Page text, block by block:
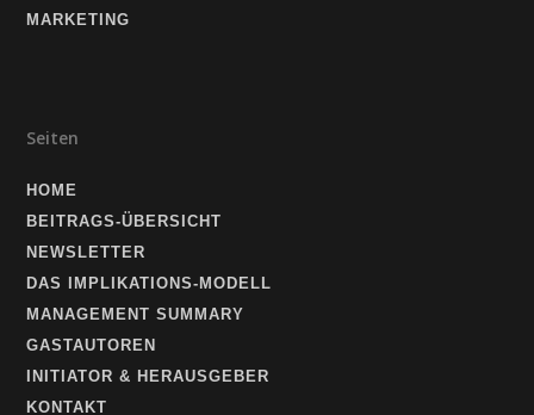
MARKETING
Seiten
HOME
BEITRAGS-ÜBERSICHT
NEWSLETTER
DAS IMPLIKATIONS-MODELL
MANAGEMENT SUMMARY
GASTAUTOREN
INITIATOR & HERAUSGEBER
KONTAKT